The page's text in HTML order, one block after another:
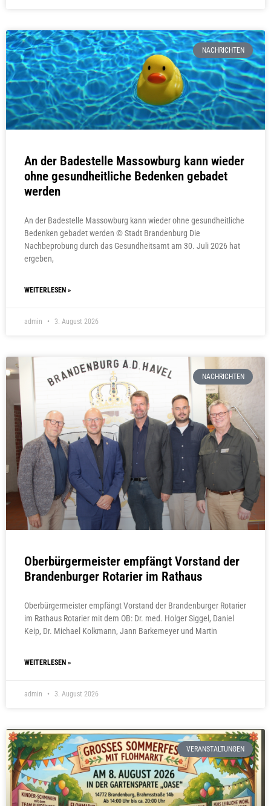
NACHRICHTEN
An der Badestelle Massowburg kann wieder
ohne gesundheitliche Bedenken gebadet
werden
An der Badestelle Massowburg kann wieder ohne gesundheitliche
Bedenken gebadet werden © Stadt Brandenburg Die
Nachbeprobung durch das Gesundheitsamt am 30. Juli 2026 hat
ergeben,
WEITERLESEN »
admin 3. August 2026
NACHRICHTEN
Oberbürgermeister empfängt Vorstand der
Brandenburger Rotarier im Rathaus
Oberbürgermeister empfängt Vorstand der Brandenburger Rotarier
im Rathaus Rotarier mit dem OB: Dr. med. Holger Siggel, Daniel
Keip, Dr. Michael Kolkmann, Jann Barkemeyer und Martin
WEITERLESEN »
admin 3. August 2026
VERANSTALTUNGEN